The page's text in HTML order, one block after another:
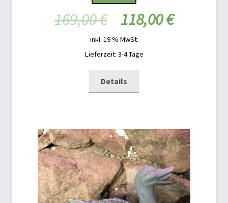
169,00€ 118,00€
inkl. 19 % MwSt.
Lieferzeit: 3-4 Tage
Details